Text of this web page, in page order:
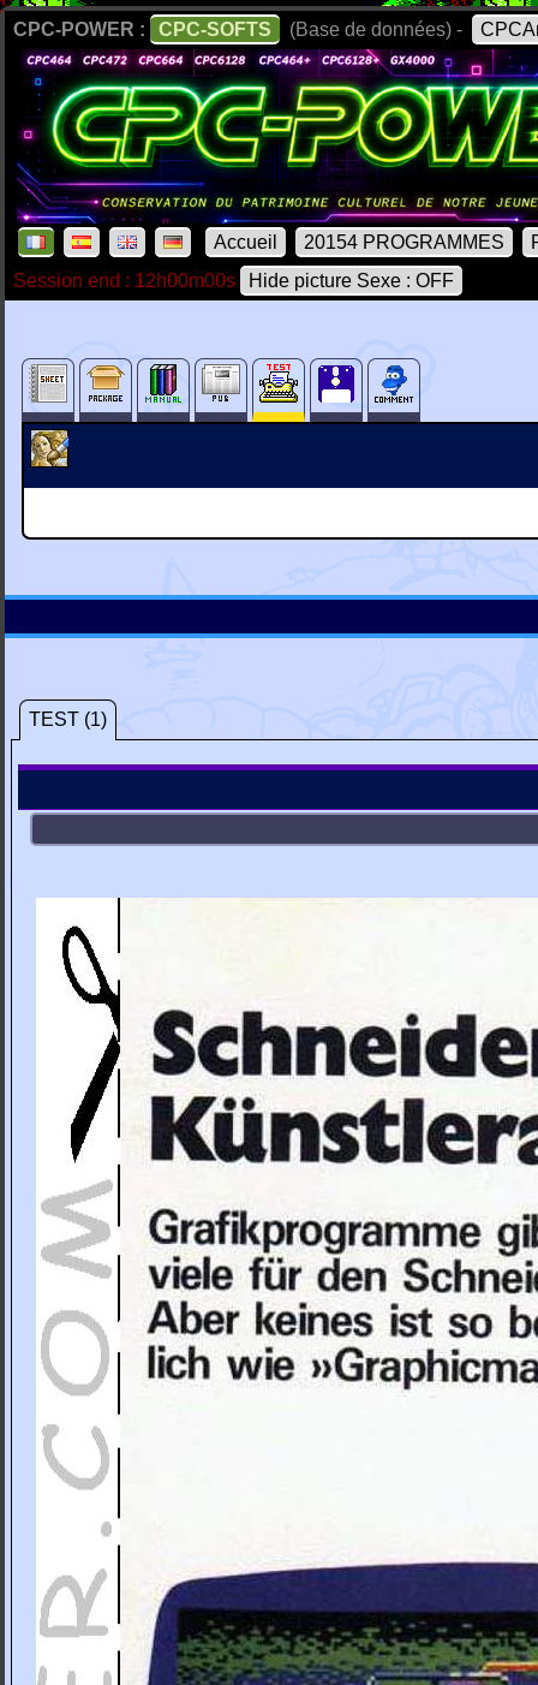
CPC-POWER : CPC-SOFTS (Base de données) -
Accueil 20154 PROGRAMMES
Session end : 12h00m00s
Hide picture Sexe : OFF
TEST (1)